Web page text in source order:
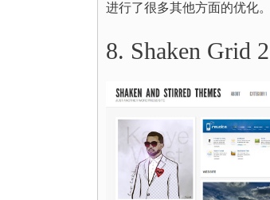
进行了很多其他方面的优化
8. Shaken Grid